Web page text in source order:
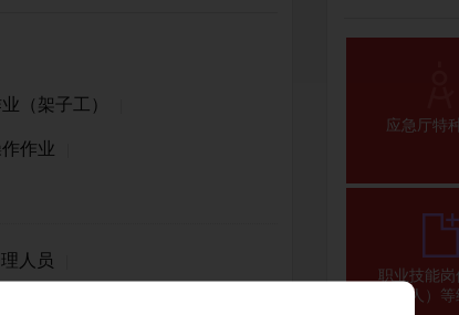
（架子工）
作业
人员
应急厅特
职业技能岗
术工人）